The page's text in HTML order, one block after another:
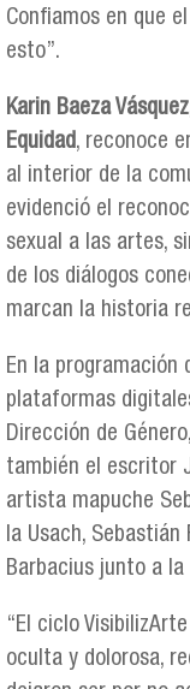
Confiamos en que
esto”.
Karin Baeza
Equidad, reconoce
al interior de la
evidenció el
sexual a las artes,
de los diálogos
marcan la historia
En la programación
plataformas
Dirección de
también el escritor
artista mapuche
la Usach,
Barbacius junto a
“El ciclo
oculta y dolorosa,